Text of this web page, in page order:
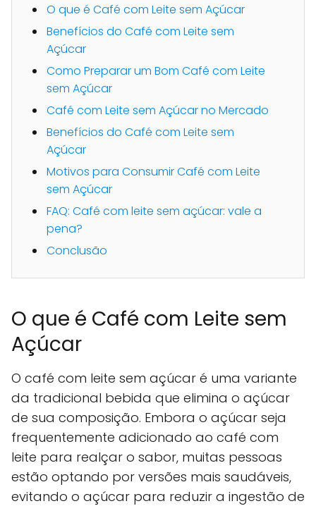
O que é Café com Leite sem Açúcar
Benefícios do Café com Leite sem
Açúcar
Como Preparar um Bom Café com Leite
sem Açúcar
Café com Leite sem Açúcar no Mercado
Benefícios do Café com Leite sem
Açúcar
Motivos para Consumir Café com Leite
sem Açúcar
FAQ: Café com leite sem açúcar: vale a
pena?
Conclusão
O que é Café com Leite sem
Açúcar
O café com leite sem açúcar é uma variante
da tradicional bebida que elimina o açúcar
de sua composição. Embora o açúcar seja
frequentemente adicionado ao café com
leite para realçar o sabor, muitas pessoas
estão optando por versões mais saudáveis,
evitando o açúcar para reduzir a ingestão de